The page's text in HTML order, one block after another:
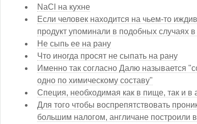
NaCl на кухне
Если человек находится на чьем-то
продукт упоминали в подобных случаях
Не сыпь ее на рану
Что иногда просят не сыпать на рану
Именно так согласно Далю называется
одно по химическому составу"
Специя, необходимая как в пище, так и в
Для того чтобы воспрепятствовать
большим налогом, англичане